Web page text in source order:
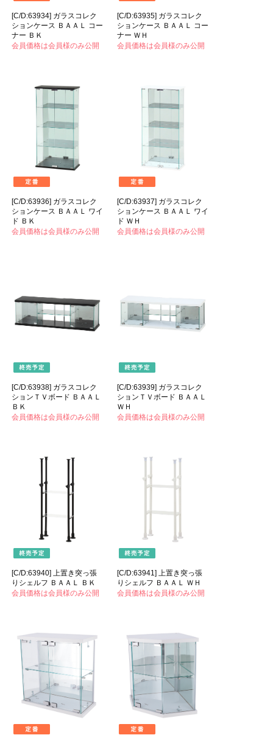
[C/D:63934] ガラスコレク
ションケース ＢＡＡＬ コー
ナー ＢＫ
会員価格は会員様のみ公開
[C/D:63935] ガラスコレク
ションケース ＢＡＡＬ コー
ナー ＷＨ
会員価格は会員様のみ公開
[C/D:63936] ガラスコレク
ションケース ＢＡＡＬ ワイ
ド ＢＫ
会員価格は会員様のみ公開
[C/D:63937] ガラスコレク
ションケース ＢＡＡＬ ワイ
ド ＷＨ
会員価格は会員様のみ公開
[C/D:63938] ガラスコレク
ションＴＶボード ＢＡＡＬ
ＢＫ
会員価格は会員様のみ公開
[C/D:63939] ガラスコレク
ションＴＶボード ＢＡＡＬ
ＷＨ
会員価格は会員様のみ公開
[C/D:63940] 上置き突っ張
りシェルフ ＢＡＡＬ ＢＫ
会員価格は会員様のみ公開
[C/D:63941] 上置き突っ張
りシェルフ ＢＡＡＬ ＷＨ
会員価格は会員様のみ公開